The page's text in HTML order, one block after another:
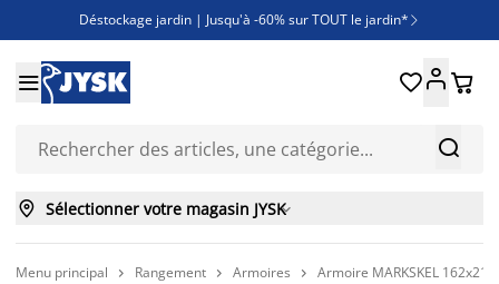
Déstockage jardin | Jusqu'à -60% sur TOUT le jardin* 
Jusqu'à -50% sur une sélection literie
Découvrez les nouveautés de la collection


 
 Sélectionner votre magasin JYSK
Menu principal  Rangement  Armoires  Armoire MARKSKEL